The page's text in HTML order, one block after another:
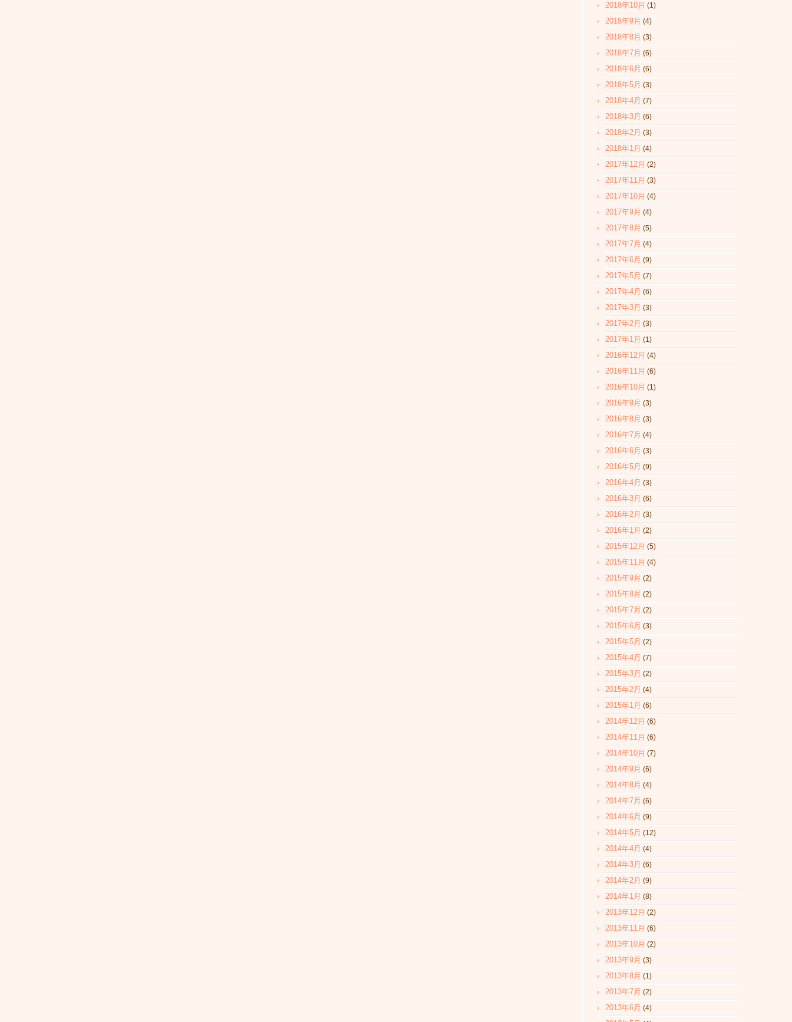
2018年10月 (1)
2018年9月 (4)
2018年8月 (3)
2018年7月 (6)
2018年6月 (6)
2018年5月 (3)
2018年4月 (7)
2018年3月 (6)
2018年2月 (3)
2018年1月 (4)
2017年12月 (2)
2017年11月 (3)
2017年10月 (4)
2017年9月 (4)
2017年8月 (5)
2017年7月 (4)
2017年6月 (9)
2017年5月 (7)
2017年4月 (6)
2017年3月 (3)
2017年2月 (3)
2017年1月 (1)
2016年12月 (4)
2016年11月 (6)
2016年10月 (1)
2016年9月 (3)
2016年8月 (3)
2016年7月 (4)
2016年6月 (3)
2016年5月 (9)
2016年4月 (3)
2016年3月 (6)
2016年2月 (3)
2016年1月 (2)
2015年12月 (5)
2015年11月 (4)
2015年9月 (2)
2015年8月 (2)
2015年7月 (2)
2015年6月 (3)
2015年5月 (2)
2015年4月 (7)
2015年3月 (2)
2015年2月 (4)
2015年1月 (6)
2014年12月 (6)
2014年11月 (6)
2014年10月 (7)
2014年9月 (6)
2014年8月 (4)
2014年7月 (6)
2014年6月 (9)
2014年5月 (12)
2014年4月 (4)
2014年3月 (6)
2014年2月 (9)
2014年1月 (8)
2013年12月 (2)
2013年11月 (6)
2013年10月 (2)
2013年9月 (3)
2013年8月 (1)
2013年7月 (2)
2013年6月 (4)